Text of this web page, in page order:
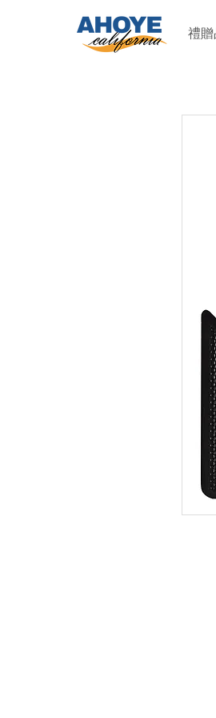
禮